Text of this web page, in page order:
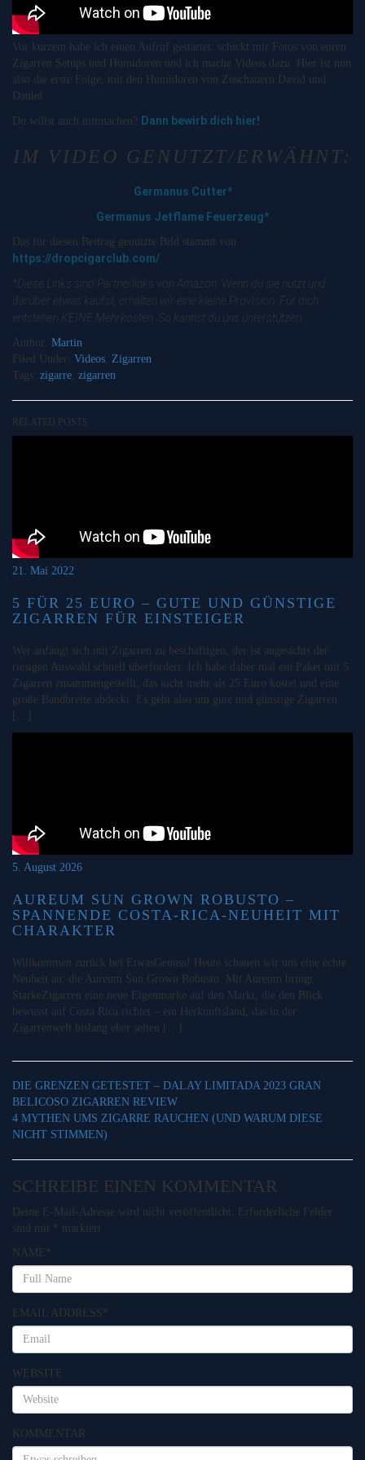
Vor kurzem habe ich einen Aufruf gestartet: schickt mir Fotos von euren
Zigarren Setups und Humidoren und ich mache Videos dazu. Hier ist nun
also die erste Folge, mit den Humidoren von Zuschauern David und
Daniel.
Du willst auch mitmachen? Dann bewirb dich hier!
IM VIDEO GENUTZT/ERWÄHNT:
Germanus Cutter*
Germanus Jetflame Feuerzeug*
Das für diesen Beitrag genutzte Bild stammt von
https://dropcigarclub.com/
*Diese Links sind Partnerlinks von Amazon. Wenn du sie nutzt und
darüber etwas kaufst, erhalten wir eine kleine Provision. Für dich
entstehen KEINE Mehrkosten. So kannst du uns unterstützen.
Author: Martin
Filed Under: Videos Zigarren
Tags: zigarre zigarren
RELATED POSTS
21. Mai 2022
5 FÜR 25 EURO – GUTE UND GÜNSTIGE
ZIGARREN FÜR EINSTEIGER
Wer anfängt sich mit Zigarren zu beschäftigen, der ist angesichts der
riesigen Auswahl schnell überfordert. Ich habe daher mal ein Paket mit 5
Zigarren zusammengestellt, das nicht mehr als 25 Euro kostet und eine
große Bandbreite abdeckt. Es geht also um gute und günstige Zigarren
5. August 2026
AUREUM SUN GROWN ROBUSTO –
SPANNENDE COSTA-RICA-NEUHEIT MIT
CHARAKTER
Willkommen zurück bei EtwasGenuss! Heute schauen wir uns eine echte
Neuheit an: die Aureum Sun Grown Robusto. Mit Aureum bringt
StarkeZigarren eine neue Eigenmarke auf den Markt, die den Blick
bewusst auf Costa Rica richtet – ein Herkunftsland, das in der
Zigarrenwelt bislang eher selten […]
DIE GRENZEN GETESTET – DALAY LIMITADA 2023 GRAN
BELICOSO ZIGARREN REVIEW
4 MYTHEN UMS ZIGARRE RAUCHEN (UND WARUM DIESE
NICHT STIMMEN)
SCHREIBE EINEN KOMMENTAR
Deine E-Mail-Adresse wird nicht veröffentlicht.
Erforderliche Felder
sind mit * markiert
NAME *
EMAIL ADDRESS*
WEBSITE
KOMMENTAR